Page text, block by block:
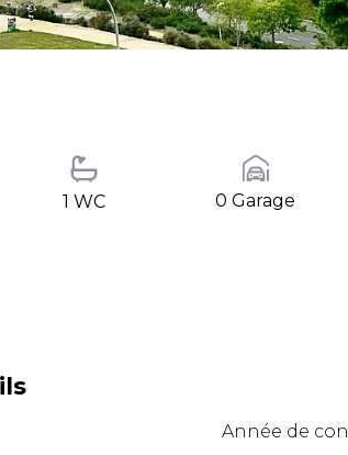
1 WC 0 Garage
Année de